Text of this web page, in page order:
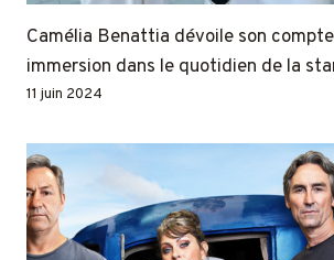
Camélia Benattia dévoile son
immersion dans le quotidien de la
11 juin 2024